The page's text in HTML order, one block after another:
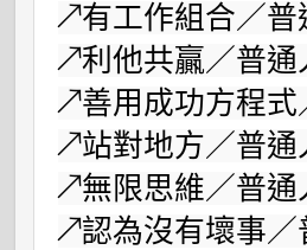
↗有工作組合／普
↗利他共贏／普通
↗善用成功方程式
↗站對地方／普通
↗無限思維／普通
↗認為沒有壞事／